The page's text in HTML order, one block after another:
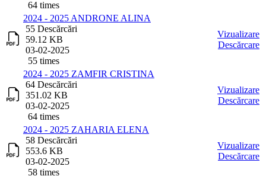
64 times
2024 - 2025 ANDRONE ALINA
55 Descărcări
59.12 KB
03-02-2025
55 times
Vizualizare
Descărcare
2024 - 2025 ZAMFIR CRISTINA
64 Descărcări
351.02 KB
03-02-2025
64 times
Vizualizare
Descărcare
2024 - 2025 ZAHARIA ELENA
58 Descărcări
553.6 KB
03-02-2025
58 times
Vizualizare
Descărcare